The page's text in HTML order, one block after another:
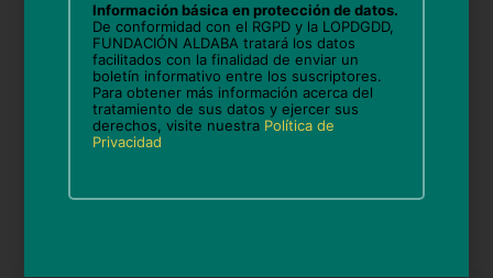
Guarda mi nombre, correo electrónico y web en
este navegador para la próxima vez que comente.
Información básica en protección de datos.
De conformidad con el RGPD y la LOPDGDD,
FUNDACIÓN ALDABA tratará los datos
facilitados con la finalidad de enviar un
boletín informativo entre los suscriptores.
Para obtener más información acerca del
tratamiento de sus datos y ejercer sus
derechos, visite nuestra Política de
Privacidad